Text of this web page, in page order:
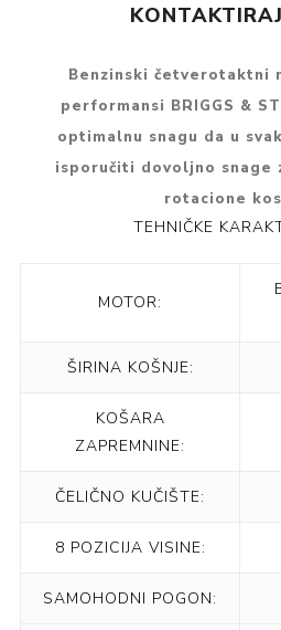
Benzinski četverotaktni
performansi BRIGGS &
optimalnu snagu da u
isporučiti dovoljno snage
rotacione
TEHNIČKE
MOTOR:
ŠIRINA KOŠNJE:
KOŠARA
ZAPREMNINE:
ČELIČNO KUČIŠTE:
8 POZICIJA VISINE:
SAMOHODNI POGON: